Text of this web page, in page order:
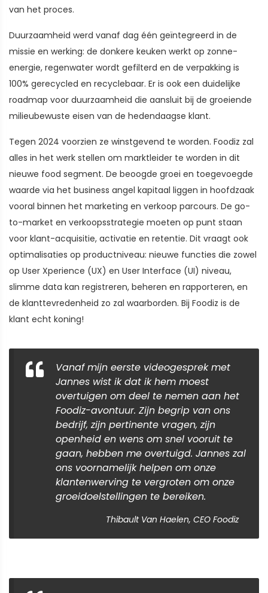
van het proces.
Duurzaamheid werd vanaf dag één geïntegreerd in de
missie en werking: de donkere keuken werkt op zonne-
energie, regenwater wordt gefilterd en de verpakking is
100% gerecycled en recyclebaar. Er is ook een duidelijke
roadmap voor duurzaamheid die aansluit bij de groeiende
milieubewuste eisen van de hedendaagse klant.
Tegen 2024 voorzien ze winstgevend te worden. Foodiz zal
alles in het werk stellen om marktleider te worden in dit
nieuwe food segment. De beoogde groei en toegevoegde
waarde via het business angel kapitaal liggen in hoofdzaak
vooral binnen het marketing en verkoop parcours. De go-
to-market en verkoopsstrategie moeten op punt staan
voor klant-acquisitie, activatie en retentie. Dit vraagt ook
optimalisaties op productniveau: nieuwe functies die zowel
op User Xperience (UX) en User Interface (UI) niveau,
slimme data kan registreren, beheren en rapporteren, en
de klanttevredenheid zo zal waarborden. Bij Foodiz is de
klant echt koning!
Vanaf mijn eerste videogesprek met
Jannes wist ik dat ik hem moest
overtuigen om deel te nemen aan het
Foodiz-avontuur. Zijn begrip van ons
bedrijf, zijn pertinente vragen, zijn
openheid en wens om snel vooruit te
gaan, hebben me overtuigd. Jannes zal
ons voornamelijk helpen om onze
klantenwerving te vergroten om onze
groeidoelstellingen te bereiken.
Thibault Van Haelen, CEO Foodiz